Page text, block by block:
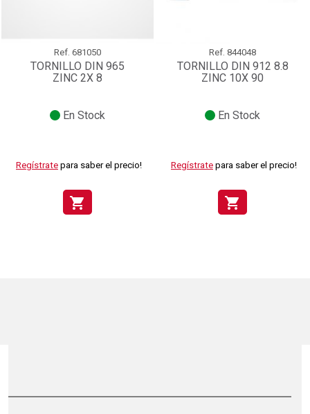
Ref. 681050
TORNILLO DIN 965
ZINC 2X 8
En Stock
Regístrate para saber el precio!
shopping_cart
Ref. 844048
TORNILLO DIN 912 8.8
ZINC 10X 90
En Stock
Regístrate para saber el precio!
shopping_cart